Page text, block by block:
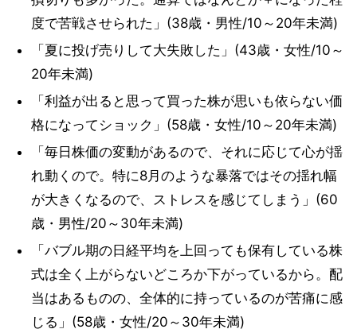
度で苦戦させられた」(38歳・男性/10～20年未満)
「夏に投げ売りして大失敗した」(43歳・女性/10～
20年未満)
「利益が出ると思って買った株が思いも依らない価
格になってショック」(58歳・女性/10～20年未満)
「毎日株価の変動があるので、それに応じて心が揺
れ動くので。特に8月のような暴落ではその揺れ幅
が大きくなるので、ストレスを感じてしまう」(60
歳・男性/20～30年未満)
「バブル期の日経平均を上回っても保有している株
式は全く上がらないどころか下がっているから。配
当はあるものの、全体的に持っているのが苦痛に感
じる」(58歳・女性/20～30年未満)